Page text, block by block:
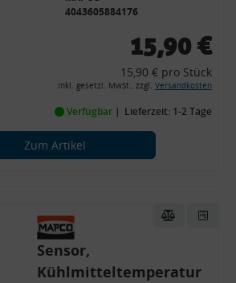
4043605884176
15,90 €
15,90 € pro Stück
inkl. gesetzl. MwSt., zzgl. Versandkosten
Verfügbar Lieferzeit: 1-2 Tage
Zum Artikel
Sensor,
Kühlmitteltemperatur